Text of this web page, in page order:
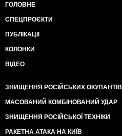
ГОЛОВНЕ
СПЕЦПРОЄКТИ
ПУБЛІКАЦІЇ
КОЛОНКИ
ВІДЕО
ЗНИЩЕННЯ РОСІЙСЬКИХ ОКУПАНТІВ
МАСОВАНИЙ КОМБІНОВАНИЙ УДАР
ЗНИЩЕННЯ РОСІЙСЬКОЇ ТЕХНІКИ
РАКЕТНА АТАКА НА КИЇВ